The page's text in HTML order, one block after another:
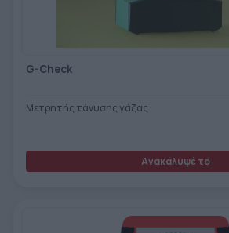
G-Check
Μετρητής τάνυσης γάζας
Ανακάλυψέ το